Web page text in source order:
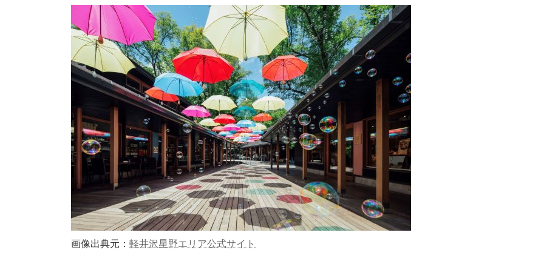
画像出典元： 軽井沢星野エリア公式サイト